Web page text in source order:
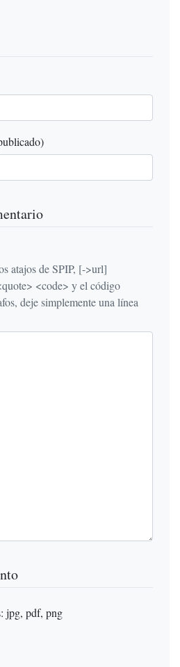
atajos de SPIP, [->url]
y el código
deje simplemente una línea
jpg, pdf, png